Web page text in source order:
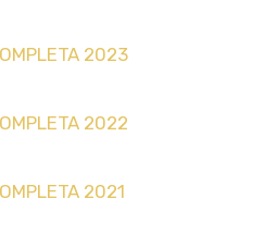
2023
2022
2021